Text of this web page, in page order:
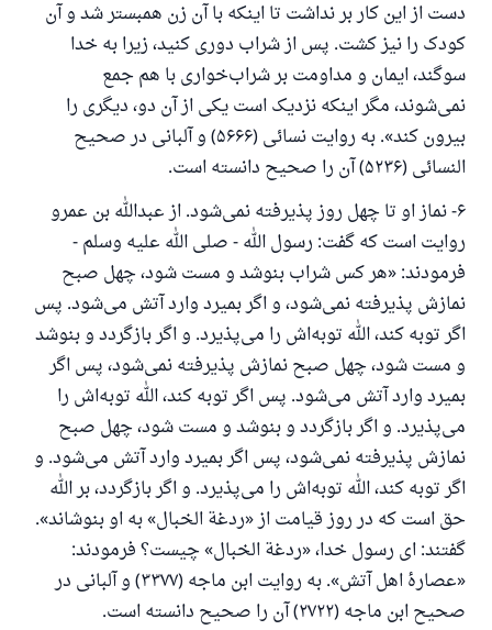
دست از این کار بر نداشت تا اینکه با آن زن همبستر شد و آن
کودک را نیز کشت. پس از شراب دوری کنید، زیرا به خدا
سوگند، ایمان و مداومت بر شراب‌خواری با هم جمع
نمی‌شوند، مگر اینکه نزدیک است یکی از آن دو، دیگری را
بیرون کند». به روایت نسائی (۵۶۶۶) و آلبانی در صحیح
النسائی (۵۲۳۶) آن را صحیح دانسته است.
۶- نماز او تا چهل روز پذیرفته نمی‌شود. از عبدالله بن عمرو
روایت است که گفت: رسول الله - صلی الله علیه وسلم -
فرمودند: «هر کس شراب بنوشد و مست شود، چهل صبح
نمازش پذیرفته نمی‌شود، و اگر بمیرد وارد آتش می‌شود. پس
اگر توبه کند، الله توبه‌اش را می‌پذیرد. و اگر بازگردد و بنوشد
و مست شود، چهل صبح نمازش پذیرفته نمی‌شود، پس اگر
بمیرد وارد آتش می‌شود. پس اگر توبه کند، الله توبه‌اش را
می‌پذیرد. و اگر بازگردد و بنوشد و مست شود، چهل صبح
نمازش پذیرفته نمی‌شود، پس اگر بمیرد وارد آتش می‌شود. و
اگر توبه کند، الله توبه‌اش را می‌پذیرد. و اگر بازگردد، بر الله
حق است که در روز قیامت از «ردغة الخبال» به او بنوشاند».
گفتند: ای رسول خدا، «ردغة الخبال» چیست؟ فرمودند:
«عصارهٔ اهل آتش». به روایت ابن ماجه (۳۳۷۷) و آلبانی در
صحیح ابن ماجه (۲۷۲۲) آن را صحیح دانسته است.
پاسخ شمارهٔ ۱۱۰۸۴۵ یک زندگی زناشویی
را نجات داد.
از پرسش تا پاسخ، کمک مالی شما «اسلام سوال و جواب» را
یاری می‌دهد.
رسول الله صلی الله علیه وسلم می‌فرماید
آنکه به سوی خیری راهنمایی کند مانند پاداش انجام
دهنده‌اش را خواهد داشت
(مسلم: ۱۸۹۳)
همکاری